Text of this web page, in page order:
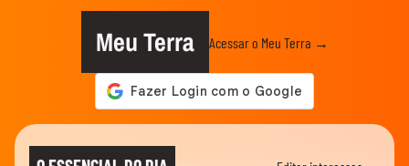
Meu Terra Acessar o Meu Terra →